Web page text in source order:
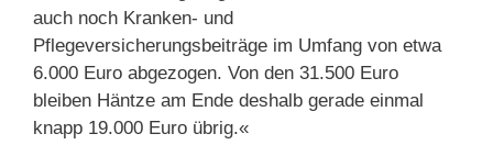
auch noch Kranken- und
Pflegeversicherungsbeiträge im Umfang von etwa
6.000 Euro abgezogen. Von den 31.500 Euro
bleiben Häntze am Ende deshalb gerade einmal
knapp 19.000 Euro übrig.«